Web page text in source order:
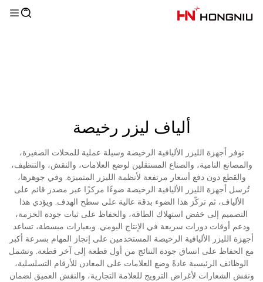
ألياف ليزر رخيصة
توفر أجهزة الليزر الأليافية الرخيصة وسيلة عملية للمحلات الصغيرة،
والمصانع النامية، والصناع المستقلين لوضع العلامات، والنقش، والتنظيف،
والقطع دون دفع أسعار مرتفعة لأنظمة الليزر المتميزة. وفي جوهرها،
تُرسل أجهزة الليزر الأليافية الرخيصة ضوءًا مركزًا عبر مصدر قائم على
الألياف، ثم تركّز هذا الضوء بدقة عالية على سطح الهدف. ويؤدي هذا
التصميم إلى خفض استهلاك الطاقة، والحفاظ على ثبات جودة الحزمة،
ودعم أوقات دورات سريعة في الإنتاج اليومي. وبعبارات مبسطة، تساعد
أجهزة الليزر الأليافية الرخيصة المستخدمين على إنجاز المهام بسرعة أكبر
مع الحفاظ على اتساق جودة النتائج من أول قطعة إلى آخر قطعة. وتشمل
الوظائف الرئيسية عادةً وضع العلامات على المعادن للأرقام التسلسلية،
ونقش الشعارات لأغراض الترويج للعلامة التجارية، والنقش العميق لضمان